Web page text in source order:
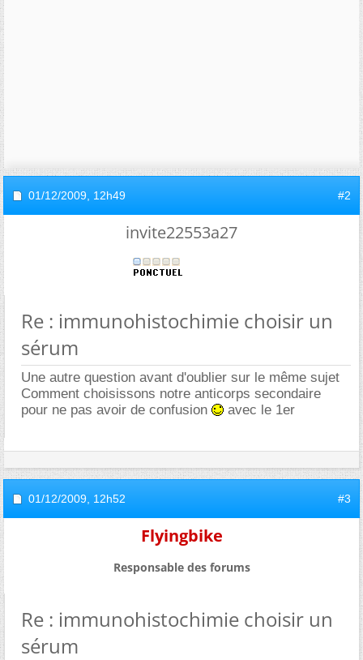
01/12/2009, 12h49 #2
invite22553a27
Re : immunohistochimie choisir un
sérum
Une autre question avant d'oublier sur le même sujet
Comment choisissons notre anticorps secondaire
pour ne pas avoir de confusion
avec le 1er
01/12/2009, 12h52 #3
Flyingbike
Responsable des forums
Re : immunohistochimie choisir un
sérum